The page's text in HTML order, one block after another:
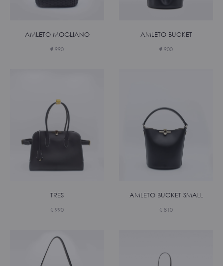
AMLETO MOGLIANO
€ 990
AMLETO BUCKET
€ 900
TRES
€ 990
AMLETO BUCKET SMALL
€ 810